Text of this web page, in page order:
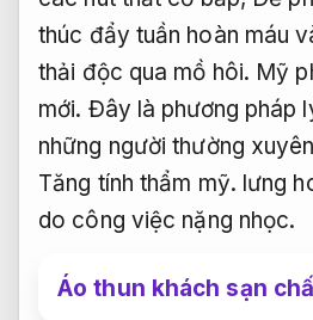
thúc đẩy tuần hoàn máu
thải độc qua mồ hôi. Mỹ
mới. Đây là phương pháp
những người thường
Tăng tính thẩm mỹ. lưng
do công việc nặng nhọc.
Áo thun khách sạn